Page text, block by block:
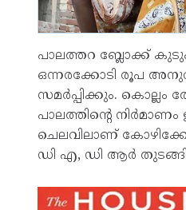
പാലത്തറ ബ്ലോക്ക്
ഒന്നരക്കോടി രൂപ
സമർപ്പിക്കും. കൊല്ലം
പാലത്തിന്റെ
ചെലവിലാണ്
ഡി എ, ഡി ആർ